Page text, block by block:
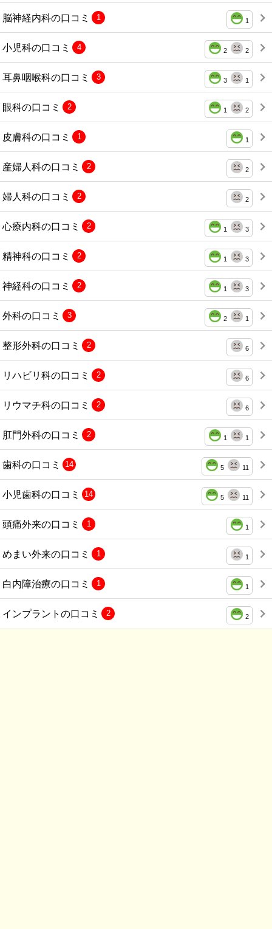
脳神経内科の口コミ 1
1
小児科の口コミ 2 2
4
耳鼻咽喉科の口コミ 3 1
3
眼科の口コミ 1 2
2
皮膚科の口コミ 1
1
産婦人科の口コミ 2
2
婦人科の口コミ 2
2
心療内科の口コミ 1 3
2
精神科の口コミ 1 3
2
神経科の口コミ 1 3
2
外科の口コミ 2 1
3
整形外科の口コミ 6
2
リハビリ科の口コミ 6
2
リウマチ科の口コミ 6
2
肛門外科の口コミ 1 1
2
歯科の口コミ 5 11
14
小児歯科の口コミ 5 11
14
頭痛外来の口コミ 1
1
めまい外来の口コミ 1
1
白内障治療の口コミ 1
1
インプラントの口コミ 2
2